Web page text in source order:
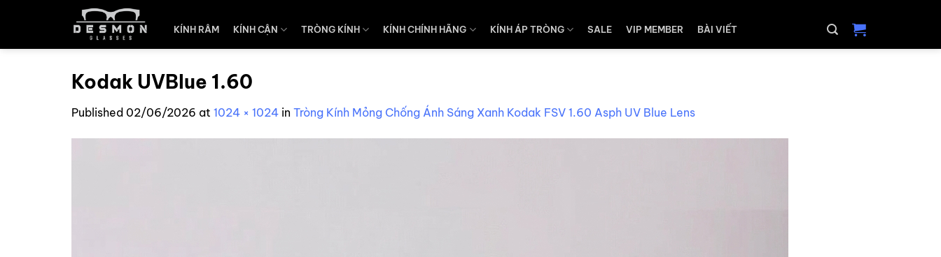
KÍNH RÂM KÍNH CẬN TRÒNG KÍNH KÍNH CHÍNH HÃNG KÍNH ÁP TRÒNG SALE VIP MEMBER BÀI VIẾT
Kodak UVBlue 1.60
Published 02/06/2026 at 1024 × 1024 in Tròng Kính Mỏng Chống Ánh Sáng Xanh Kodak FSV 1.60 Asph UV Blue Lens